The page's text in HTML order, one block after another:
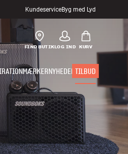
KundeserviceByg med Lyd
FIND BUTIKLOG IND KURV
MÆRKERNYHEDER TILBUD